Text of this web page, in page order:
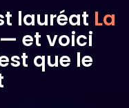
lauréat La
— et voici
que le